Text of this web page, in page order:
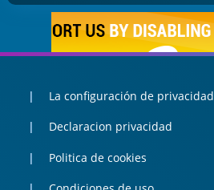
La configuración de privacidad
Declaracion privacidad
Politica de cookies